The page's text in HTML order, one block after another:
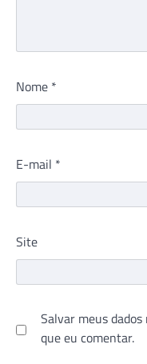
Nome *
E-mail *
Site
Salvar meus
que eu comentar.